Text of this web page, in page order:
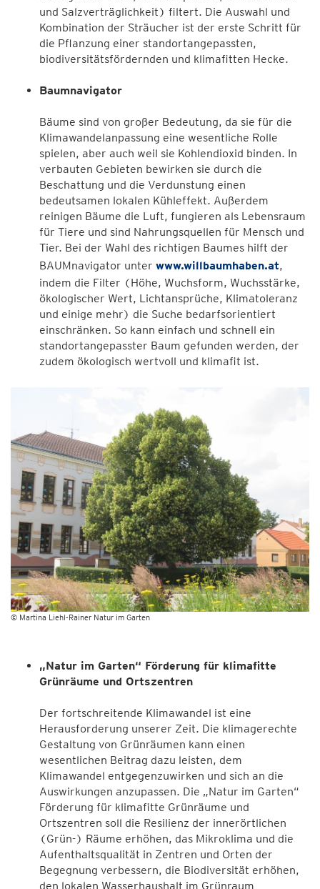
und Salzverträglichkeit) filtert. Die Auswahl und
Kombination der Sträucher ist der erste Schritt für
die Pflanzung einer standortangepassten,
biodiversitätsfördernden und klimafitten Hecke.
Baumnavigator
Bäume sind von großer Bedeutung, da sie für die
Klimawandelanpassung eine wesentliche Rolle
spielen, aber auch weil sie Kohlendioxid binden. In
verbauten Gebieten bewirken sie durch die
Beschattung und die Verdunstung einen
bedeutsamen lokalen Kühleffekt. Außerdem
reinigen Bäume die Luft, fungieren als Lebensraum
für Tiere und sind Nahrungsquellen für Mensch und
Tier. Bei der Wahl des richtigen Baumes hilft der
BAUMnavigator unter www.willbaumhaben.at,
indem die Filter (Höhe, Wuchsform, Wuchsstärke,
ökologischer Wert, Lichtansprüche, Klimatoleranz
und einige mehr) die Suche bedarfsorientiert
einschränken. So kann einfach und schnell ein
standortangepasster Baum gefunden werden, der
zudem ökologisch wertvoll und klimafit ist.
© Martina Liehl-Rainer Natur im Garten
„Natur im Garten“ Förderung für klimafitte
Grünräume und Ortszentren
Der fortschreitende Klimawandel ist eine
Herausforderung unserer Zeit. Die klimagerechte
Gestaltung von Grünräumen kann einen
wesentlichen Beitrag dazu leisten, dem
Klimawandel entgegenzuwirken und sich an die
Auswirkungen anzupassen. Die „Natur im Garten“
Förderung für klimafitte Grünräume und
Ortszentren soll die Resilienz der innerörtlichen
(Grün-) Räume erhöhen, das Mikroklima und die
Aufenthaltsqualität in Zentren und Orten der
Begegnung verbessern, die Biodiversität erhöhen,
den lokalen Wasserhaushalt im Grünraum